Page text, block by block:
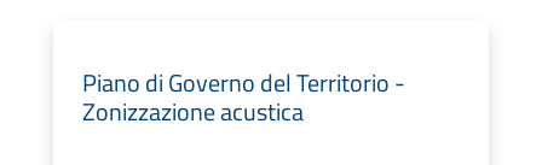
Piano di Governo del Territorio -
Zonizzazione acustica